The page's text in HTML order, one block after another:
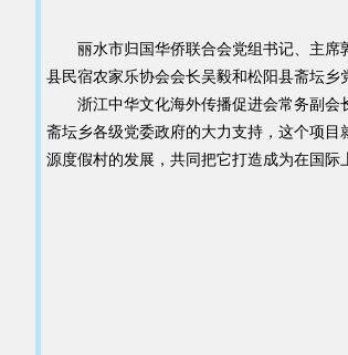
丽水市归国华侨联合会党组书记、主席郭
县民宿农家乐协会会长吴毅和松阳县斋坛乡
浙江中华文化海外传播促进会常务副会长
斋坛乡各级党委政府的大力支持，这个项
源度假村的发展，共同把它打造成为在国际